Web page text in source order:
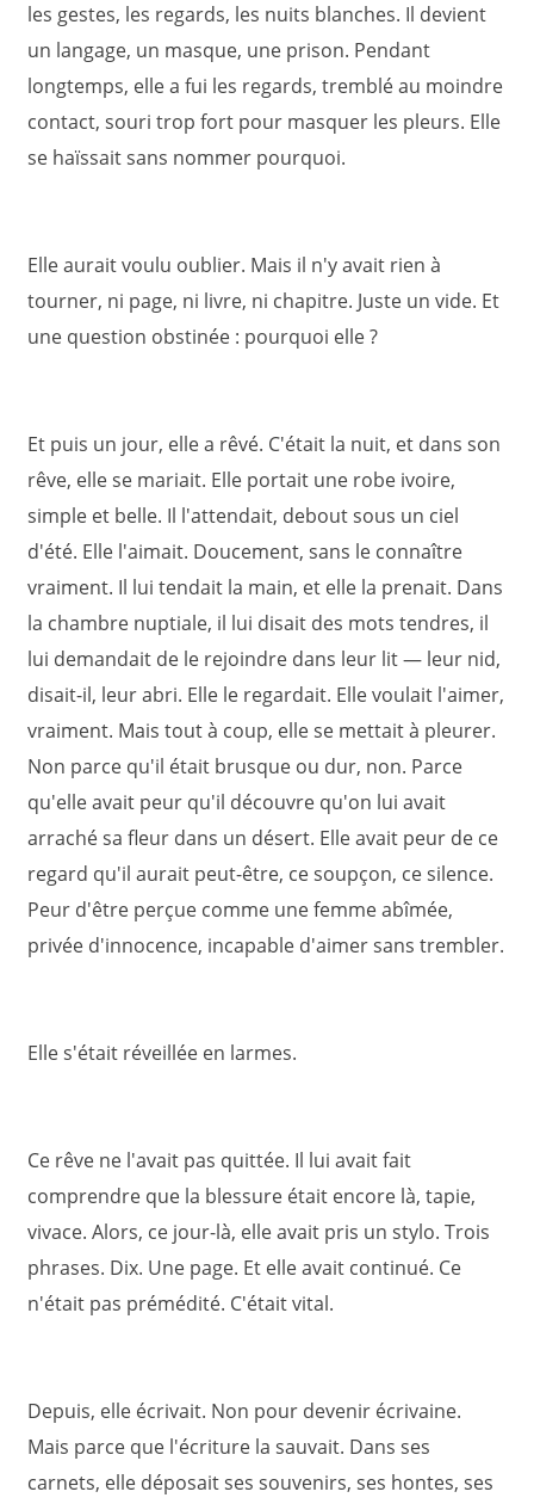
les gestes, les regards, les nuits blanches. Il devient
un langage, un masque, une prison. Pendant
longtemps, elle a fui les regards, tremblé au moindre
contact, souri trop fort pour masquer les pleurs. Elle
se haïssait sans nommer pourquoi.
Elle aurait voulu oublier. Mais il n'y avait rien à
tourner, ni page, ni livre, ni chapitre. Juste un vide. Et
une question obstinée : pourquoi elle ?
Et puis un jour, elle a rêvé. C'était la nuit, et dans son
rêve, elle se mariait. Elle portait une robe ivoire,
simple et belle. Il l'attendait, debout sous un ciel
d'été. Elle l'aimait. Doucement, sans le connaître
vraiment. Il lui tendait la main, et elle la prenait. Dans
la chambre nuptiale, il lui disait des mots tendres, il
lui demandait de le rejoindre dans leur lit — leur nid,
disait-il, leur abri. Elle le regardait. Elle voulait l'aimer,
vraiment. Mais tout à coup, elle se mettait à pleurer.
Non parce qu'il était brusque ou dur, non. Parce
qu'elle avait peur qu'il découvre qu'on lui avait
arraché sa fleur dans un désert. Elle avait peur de ce
regard qu'il aurait peut-être, ce soupçon, ce silence.
Peur d'être perçue comme une femme abîmée,
privée d'innocence, incapable d'aimer sans trembler.
Elle s'était réveillée en larmes.
Ce rêve ne l'avait pas quittée. Il lui avait fait
comprendre que la blessure était encore là, tapie,
vivace. Alors, ce jour-là, elle avait pris un stylo. Trois
phrases. Dix. Une page. Et elle avait continué. Ce
n'était pas prémédité. C'était vital.
Depuis, elle écrivait. Non pour devenir écrivaine.
Mais parce que l'écriture la sauvait. Dans ses
carnets, elle déposait ses souvenirs, ses hontes, ses